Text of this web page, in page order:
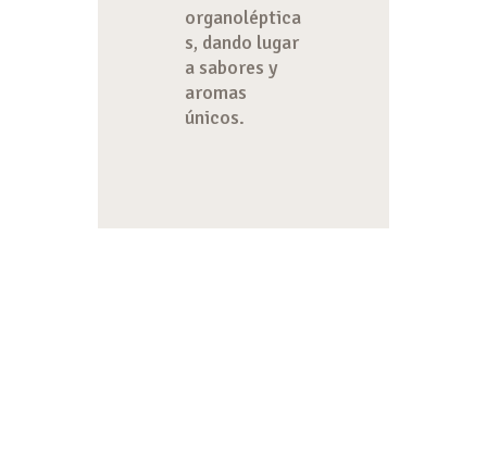
organoléptica
s, dando lugar
a sabores y
aromas
únicos.